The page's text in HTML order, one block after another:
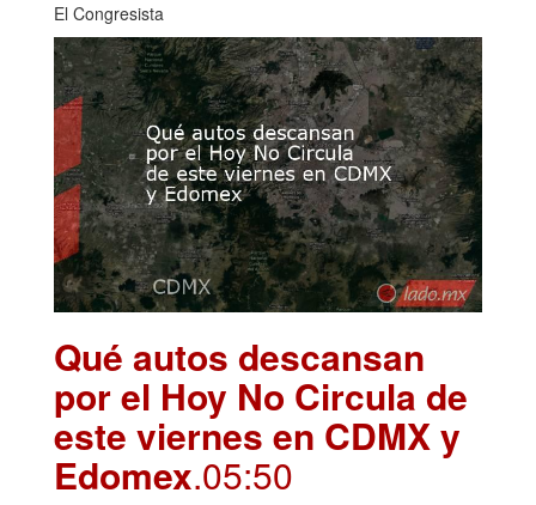
El Congresista
Qué autos descansan
por el Hoy No Circula de
este viernes en CDMX y
Edomex.05:50